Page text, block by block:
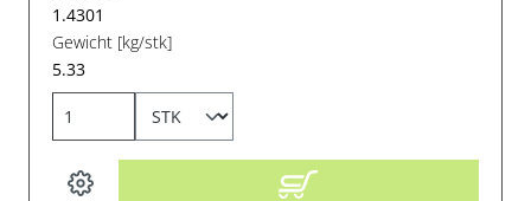
1.4301
Gewicht [kg/stk]
5.33